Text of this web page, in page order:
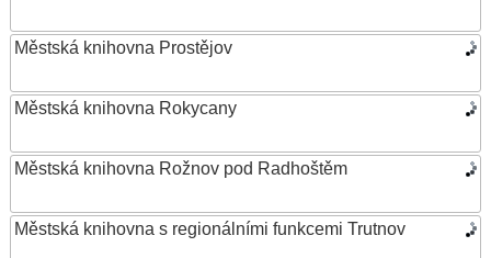
Městská knihovna Prostějov
Městská knihovna Rokycany
Městská knihovna Rožnov pod Radhoštěm
Městská knihovna s regionálními funkcemi Trutnov